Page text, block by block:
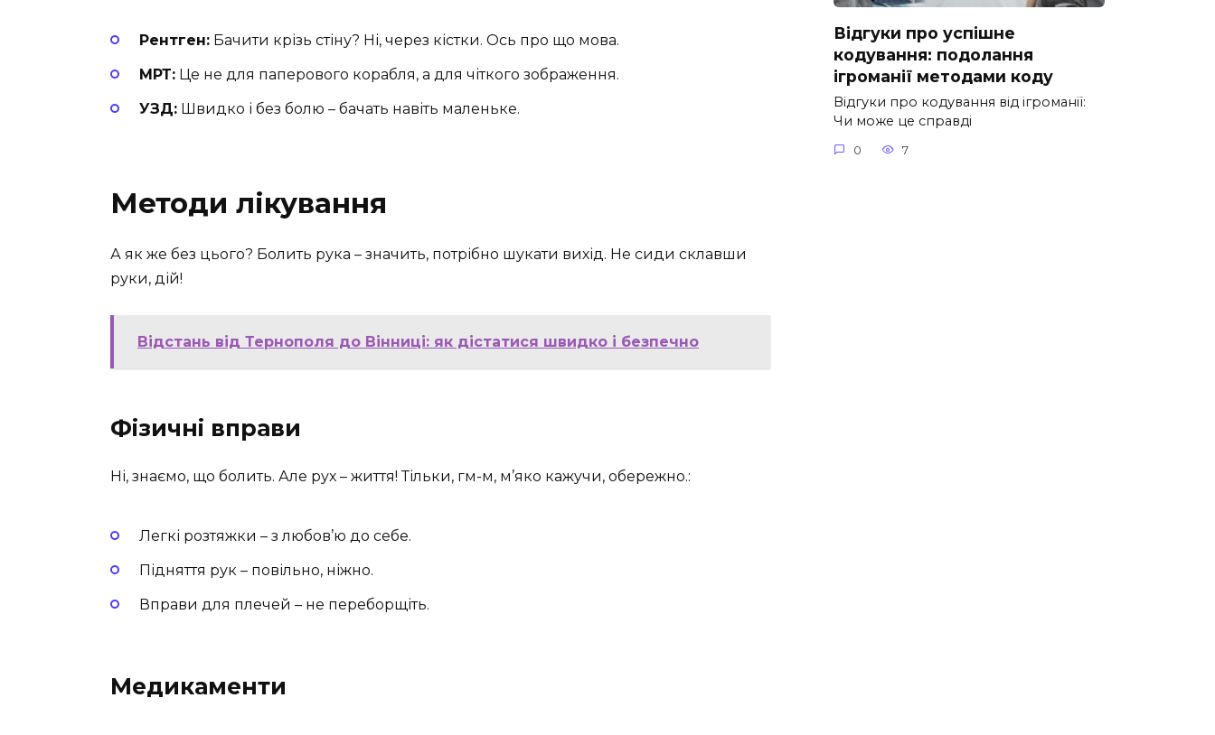
Рентген: Бачити крізь стіну? Ні, через кістки. Ось про що мова.
МРТ: Це не для паперового корабля, а для чіткого зображення.
УЗД: Швидко і без болю – бачать навіть маленьке.
Методи лікування
А як же без цього? Болить рука – значить, потрібно шукати вихід. Не сиди склавши
руки, дій!
Відстань від Тернополя до Вінниці: як дістатися швидко і безпечно
Фізичні вправи
Ні, знаємо, що болить. Але рух – життя! Тільки, гм-м, м’яко кажучи, обережно.:
Легкі розтяжки – з любов’ю до себе.
Підняття рук – повільно, ніжно.
Вправи для плечей – не переборщіть.
Медикаменти
Відгуки про успішне
кодування: подолання
ігроманії методами коду
Відгуки про кодування від ігроманії:
Чи може це справді
0 7